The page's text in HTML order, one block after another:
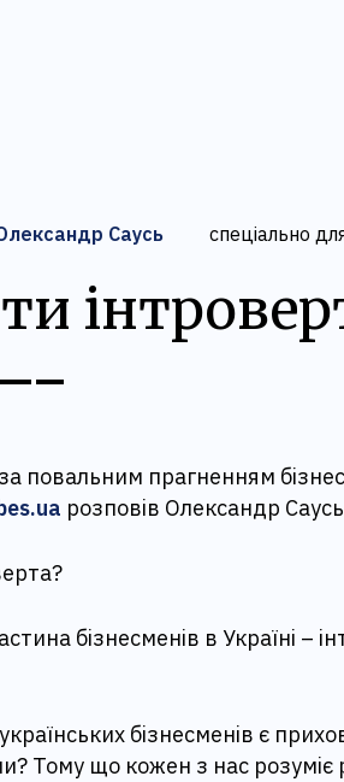
Саусь спеціально
повальним прагненням
розповів Олександр
бізнесменів в Україні –
бізнесменів є
Тому що кожен з нас розуміє